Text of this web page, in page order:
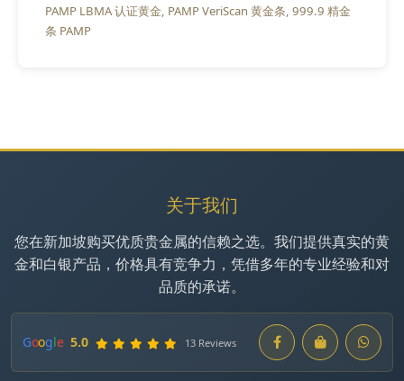
PAMP LBMA 认证黄金 PAMP VeriScan 黄金条 999.9 精金
条 PAMP
关于我们
您在新加坡购买优质贵金属的信赖之选。我们提供真实的黄
金和白银产品，价格具有竞争力，凭借多年的专业经验和对
品质的承诺。
Google 5.0 13 Reviews